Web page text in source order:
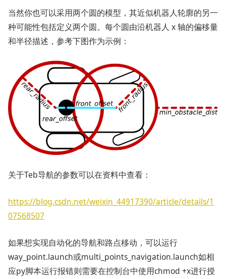
当然你也可以采用两个圆的模型，其近似机器人轮廓的另一
种可能性包括定义两个圆。每个圆由沿机器人 x 轴的偏移量
和半径描述，参考下图作为示例：
关于Teb导航的参数可以在资料中查看：
https://blog.csdn.net/weixin_44917390/article/details/1
07568507
如果想实现自动化的导航和路点移动，可以运行
way_point.launch或multi_points_navigation.launch如相
应py脚本运行报错则需要在控制台中使用chmod +x进行授